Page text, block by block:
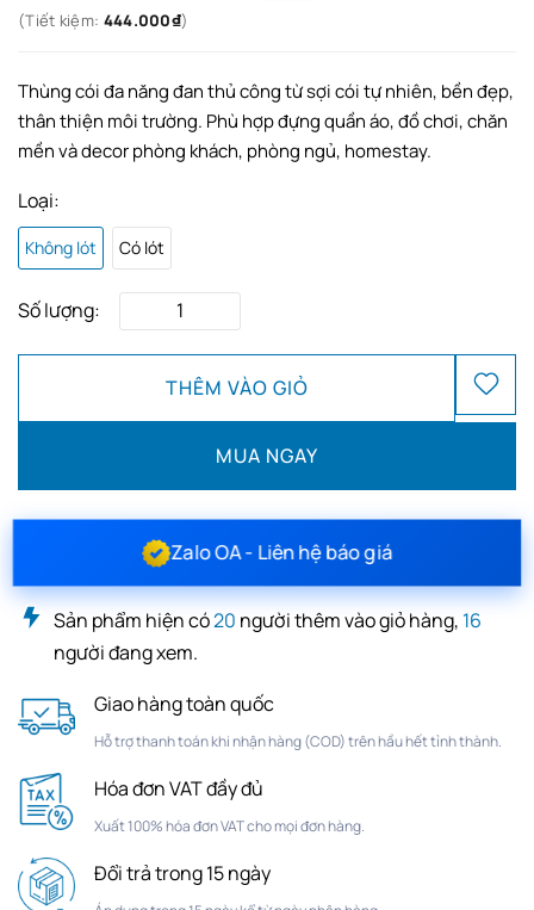
(Tiết kiệm: 444.000₫)
Thùng cói đa năng đan thủ công từ sợi cói tự nhiên, bền đẹp,
thân thiện môi trường. Phù hợp đựng quần áo, đồ chơi, chăn
mền và decor phòng khách, phòng ngủ, homestay.
Loại:
Không lót Có lót
Số lượng:
THÊM VÀO GIỎ
MUA NGAY
Zalo OA - Liên hệ báo giá
Sản phẩm hiện có20 người thêm vào giỏ hàng, 16
người đang xem.
Giao hàng toàn quốc
Hỗ trợ thanh toán khi nhận hàng (COD) trên hầu hết tỉnh thành.
Hóa đơn VAT đầy đủ
Xuất 100% hóa đơn VAT cho mọi đơn hàng.
Đổi trả trong 15 ngày